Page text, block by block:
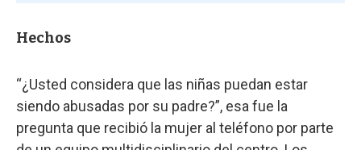
Hechos
“¿Usted considera que las niñas puedan estar
siendo abusadas por su padre?”, esa fue la
pregunta que recibió la mujer al teléfono por parte